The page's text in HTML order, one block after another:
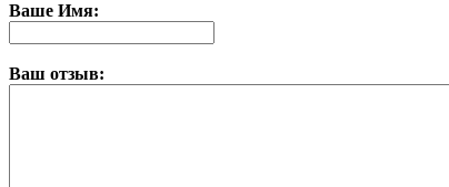
Ваше Имя:
Ваш отзыв: